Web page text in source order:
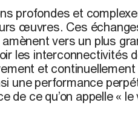
profondes et
œuvres. Ces
amènent vers un plus
les interconnectivités
et continuellement
une performance
de ce qu’on appelle « le